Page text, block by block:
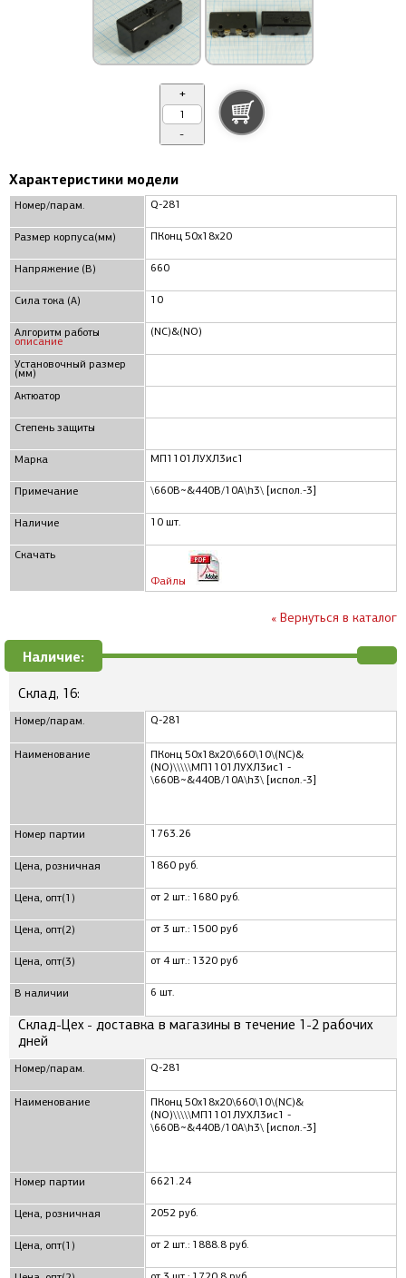
+
-
Характеристики модели
Номер/парам.
Размер корпуса(мм)
Напряжение (В)
Сила тока (А)
Алгоритм работы
описание
Установочный размер
(мм)
Актюатор
Степень защиты
Марка
Примечание
Наличие
Скачать
Q-281
ПКонц 50x18x20
660
10
(NC)&(NO)
МП1101ЛУХЛ3ис1
\660В~&440В/10А\h3\ [испол.-3]
10 шт.
Файлы
« Вернуться в каталог
Наличие:
Склад, 16:
Номер/парам.
Наименование
Номер партии
Цена, розничная
Цена, опт(1)
Цена, опт(2)
Цена, опт(3)
В наличии
Q-281
ПКонц 50x18x20\660\10\(NC)&
(NO)\\\\\МП1101ЛУХЛ3ис1 -
\660В~&440В/10А\h3\ [испол.-3]
1763.26
1860 руб.
от 2 шт.: 1680 руб.
от 3 шт.: 1500 руб
от 4 шт.: 1320 руб
6 шт.
Склад-Цех - доставка в магазины в течение 1-2 рабочих
дней
Номер/парам.
Наименование
Номер партии
Цена, розничная
Цена, опт(1)
Q-281
ПКонц 50x18x20\660\10\(NC)&
(NO)\\\\\МП1101ЛУХЛ3ис1 -
\660В~&440В/10А\h3\ [испол.-3]
6621.24
2052 руб.
от 2 шт.: 1888.8 руб.